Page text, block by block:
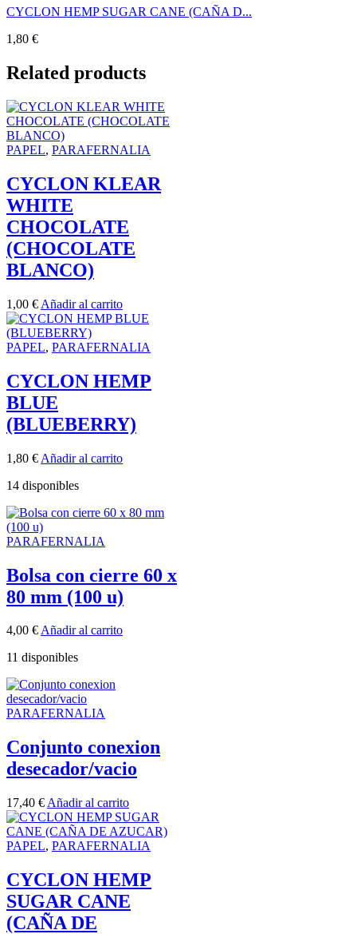
CYCLON HEMP SUGAR CANE (CAÑA D...
1,80 €
Related products
PAPEL, PARAFERNALIA
CYCLON KLEAR
WHITE
CHOCOLATE
(CHOCOLATE
BLANCO)
1,00 € Añadir al carrito
PAPEL, PARAFERNALIA
CYCLON HEMP
BLUE
(BLUEBERRY)
1,80 € Añadir al carrito
14 disponibles
PARAFERNALIA
Bolsa con cierre 60 x
80 mm (100 u)
4,00 €Añadir al carrito
11 disponibles
PARAFERNALIA
Conjunto conexion
desecador/vacio
17,40 € Añadir al carrito
PAPEL, PARAFERNALIA
CYCLON HEMP
SUGAR CANE
(CAÑA DE